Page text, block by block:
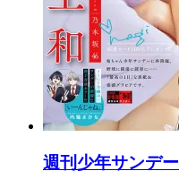
週刊少年サンデー